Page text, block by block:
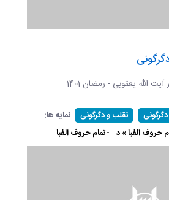
الله یعقوبی - رمضان 1401
دگرگونی تقلب و دگرگونی
نمایه ها:
حروف الفبا » د -تمام حروف الفبا